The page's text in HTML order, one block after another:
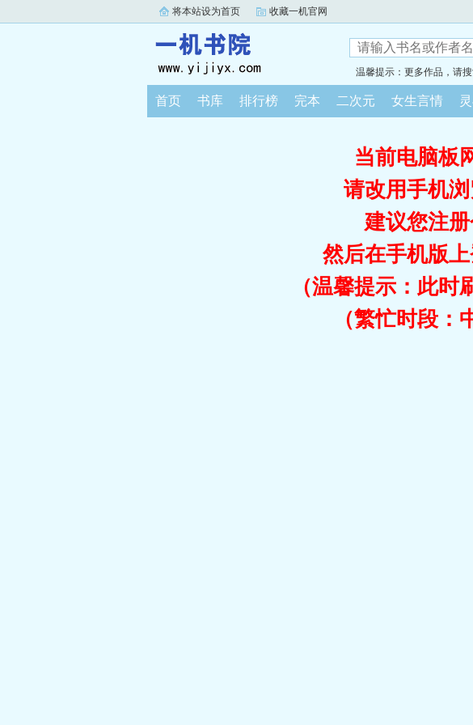
将本站设为首页 收藏一机官网
温馨提示：更多作品，请
首页 书库 排行榜 完本 二次元 女生言情
当前电脑板
请改用手机
建议您注
然后在手机版
（温馨提示：此时
（繁忙时段：